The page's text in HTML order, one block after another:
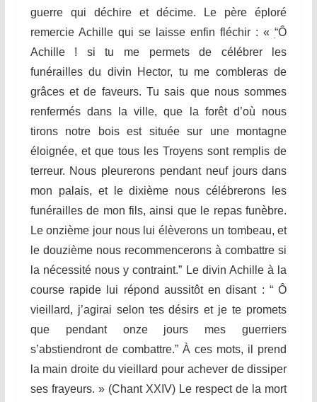
guerre qui déchire et décime. Le père éploré
remercie Achille qui se laisse enfin fléchir : «ׅ“Ô
Achille ! si tu me permets de célébrer les
funérailles du divin Hector, tu me combleras de
grâces et de faveurs. Tu sais que nous sommes
renfermés dans la ville, que la forêt d’où nous
tirons notre bois est située sur une montagne
éloignée, et que tous les Troyens sont remplis de
terreur. Nous pleurerons pendant neuf jours dans
mon palais, et le dixième nous célébrerons les
funérailles de mon fils, ainsi que le repas funèbre.
Le onzième jour nous lui élèverons un tombeau, et
le douzième nous recommencerons à combattre si
la nécessité nous y contraint.” Le divin Achille à la
course rapide lui répond aussitôt en disant : “ Ô
vieillard, j’agirai selon tes désirs et je te promets
que pendant onze jours mes guerriers
s’abstiendront de combattre.” À ces mots, il prend
la main droite du vieillard pour achever de dissiper
ses frayeurs. » (Chant XXIV) Le respect de la mort